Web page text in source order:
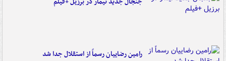
رامین رضاییان رسماً از استقلال جدا شد